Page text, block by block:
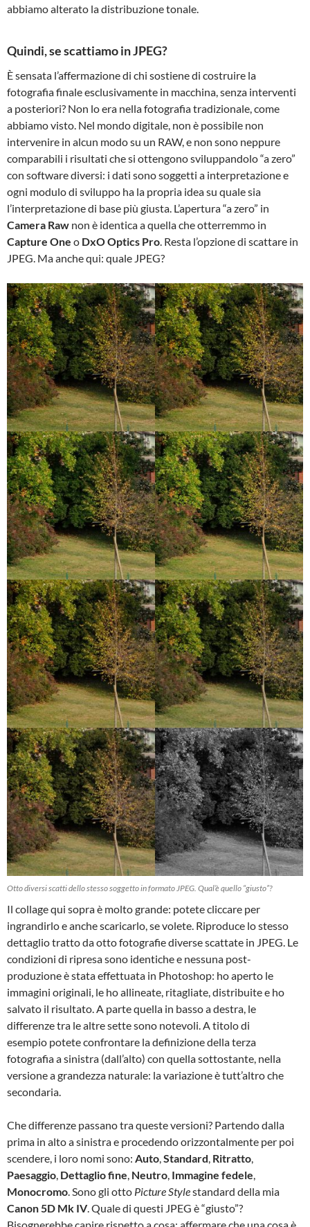
abbiamo alterato la distribuzione tonale.
Quindi, se scattiamo in JPEG?
È sensata l’affermazione di chi sostiene di costruire la
fotografia finale esclusivamente in macchina, senza interventi
a posteriori? Non lo era nella fotografia tradizionale, come
abbiamo visto. Nel mondo digitale, non è possibile non
intervenire in alcun modo su un RAW, e non sono neppure
comparabili i risultati che si ottengono sviluppandolo “a zero”
con software diversi: i dati sono soggetti a interpretazione e
ogni modulo di sviluppo ha la propria idea su quale sia
l’interpretazione di base più giusta. L’apertura “a zero” in
Camera Raw non è identica a quella che otterremmo in
Capture One o DxO Optics Pro . Resta l’opzione di scattare in
JPEG. Ma anche qui: quale JPEG?
Otto diversi scatti dello stesso soggetto in formato JPEG. Qual’è quello “giusto”?
Il collage qui sopra è molto grande: potete cliccare per
ingrandirlo e anche scaricarlo, se volete. Riproduce lo stesso
dettaglio tratto da otto fotografie diverse scattate in JPEG. Le
condizioni di ripresa sono identiche e nessuna post-
produzione è stata effettuata in Photoshop: ho aperto le
immagini originali, le ho allineate, ritagliate, distribuite e ho
salvato il risultato. A parte quella in basso a destra, le
differenze tra le altre sette sono notevoli. A titolo di
esempio potete confrontare la definizione della terza
fotografia a sinistra (dall’alto) con quella sottostante, nella
versione a grandezza naturale: la variazione è tutt’altro che
secondaria.
Che differenze passano tra queste versioni? Partendo dalla
prima in alto a sinistra e procedendo orizzontalmente per poi
scendere, i loro nomi sono: Auto Standard Ritratto
Paesaggio Dettaglio fine Neutro Immagine fedele
Monocromo . Sono gli otto Picture Stylestandard della mia
Canon 5D Mk IV. Quale di questi JPEG è “giusto”?
Bisognerebbe capire rispetto a cosa: affermare che una cosa è